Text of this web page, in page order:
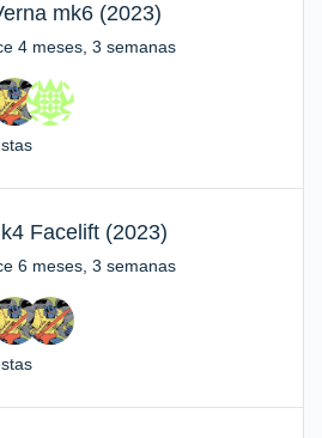
mk6 (2023)
4 meses, 3 semanas
Facelift (2023)
6 meses, 3 semanas